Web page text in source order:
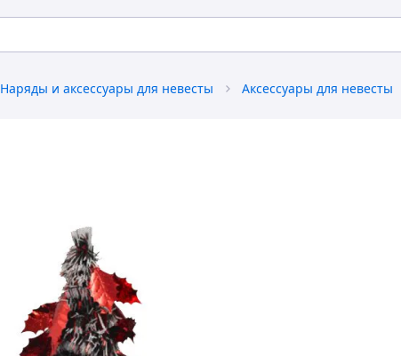
Наряды и аксессуары для невесты Аксессуары для невесты